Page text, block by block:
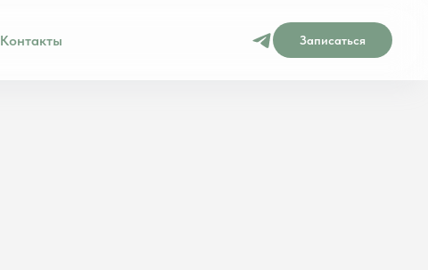
Контакты Записаться